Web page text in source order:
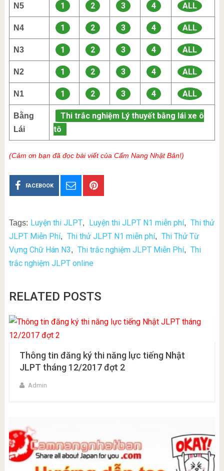
N5 1 2 3 4 ALL
N4 1 2 3 4 ALL
N3 1 2 3 4 ALL
N2 1 2 3 4 ALL
N1 1 2 3 4 ALL
Bằng
Lái
Thi trắc nghiệm Lý thuyết bằng lái xe ô
tô
(Cảm ơn bạn đã đọc bài viết của Cẩm Nang Nhật Bản!)
FACEBOOK
Tags: Luyện thi JLPT, Luyện thi JLPT N1 miễn phí, Thi thử
JLPT Miễn Phí, Thi thử JLPT N1 miễn phí, Thi Thử Từ
Vựng Chữ Hán N3, Thi trắc nghiệm JLPT Miễn Phí, Thi
trắc nghiệm JLPT online
RELATED POSTS
Thông tin đăng ký thi năng lực tiếng Nhật
JLPT tháng 12/2017 đợt 2
Admin